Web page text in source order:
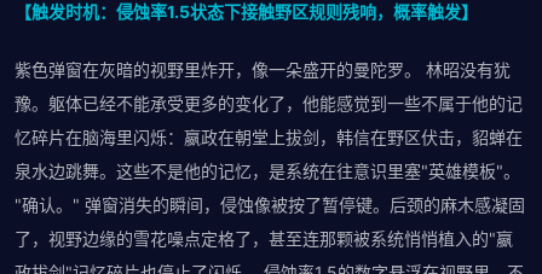
【触发时机：侵蚀率1.5状态下接触野区规则残响，概率触发】
紫色弹窗在灰暗的视野里炸开，像一朵盛开的曼陀罗。 林昭没有犹
豫。躯体已经不能承受更多的变化了，他能感觉到一些不属于他的记
忆碎片在脑海里闪烁：嬴政在朝堂上拔剑，韩信在野区伏击，貂蝉在
泉水边跳舞。这些不是他的记忆，是系统在往意识里塞"英雄模板"。
"确认。" 弹窗消失的瞬间，侵蚀像被按了暂停键。后颈的麻木感凝固
了，视野边缘的雪花噪点定格了，甚至连那颗被系统悄悄植入的"嬴